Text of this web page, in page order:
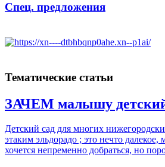
Спец. предложения
Тематические статьи
ЗАЧЕМ малышу
Детский сад для многих
этаким эльдорадо ; это нечто далекое,
хочется непременно добраться, но